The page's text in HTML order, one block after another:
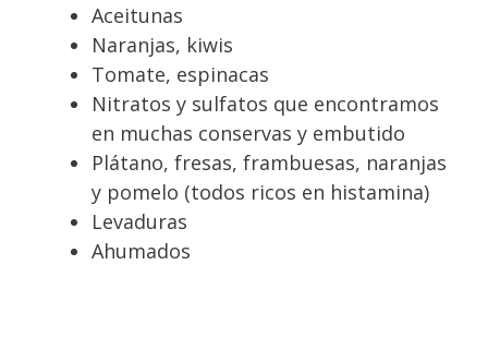
Aceitunas
Naranjas, kiwis
Tomate, espinacas
Nitratos y sulfatos que encontramos
en muchas conservas y embutido
Plátano, fresas, frambuesas, naranjas
y pomelo (todos ricos en histamina)
Levaduras
Ahumados